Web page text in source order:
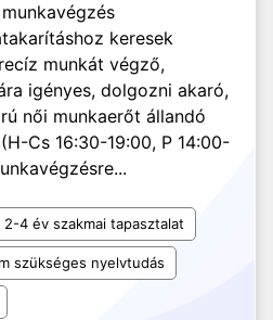
keresek
munkát végző,
igényes, dolgozni akaró,
női munkaerőt állandó
Cs 16:30-19:00, P 14:00-
2-4 év szakmai tapasztalat
szükséges nyelvtudás